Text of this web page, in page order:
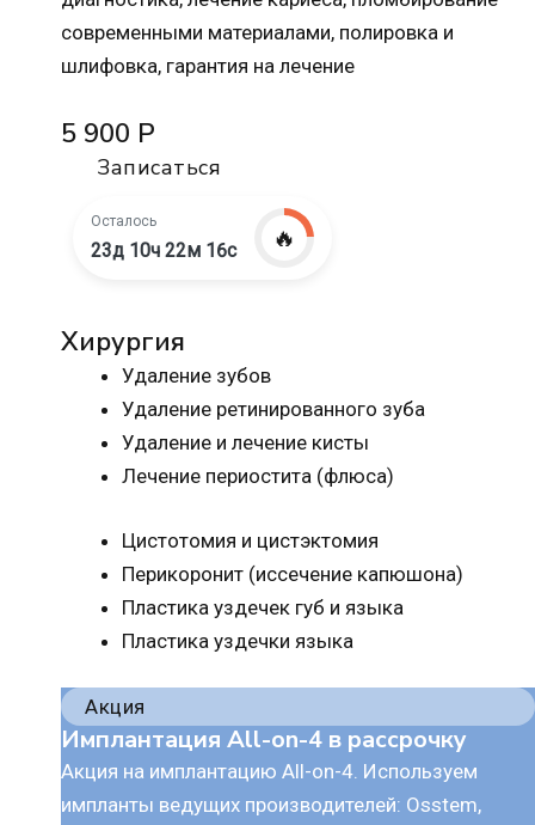
современными материалами, полировка и
шлифовка, гарантия на лечение
5 900 Р
Записаться
Осталось
23д 10ч 22м 15с 🔥
Хирургия
Удаление зубов
Удаление ретинированного зуба
Удаление и лечение кисты
Лечение периостита (флюса)
Цистотомия и цистэктомия
Перикоронит (иссечение капюшона)
Пластика уздечек губ и языка
Пластика уздечки языка
Акция
Имплантация All-on-4 в рассрочку
Акция на имплантацию All-on-4. Используем
импланты ведущих производителей: Osstem,